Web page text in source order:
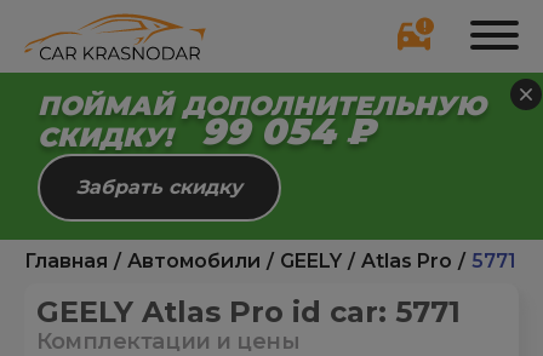
ПОЙМАЙ ДОПОЛНИТЕЛЬНУЮ
СКИДКУ!
98 999 ₽
Забрать скидку
Главная Автомобили GEELY Atlas Pro 5771
GEELY Atlas Pro id car: 5771
Комплектации и цены